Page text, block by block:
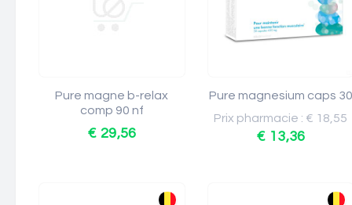
Pure magne b-relax
comp 90 nf
€ 29,56
Pure magnesium caps 30
Prix pharmacie : € 18,55
€ 13,36